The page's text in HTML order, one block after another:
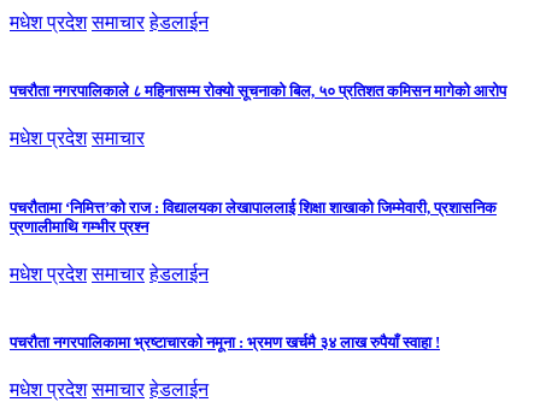
मधेश प्रदेश समाचार हेडलाईन
पचरौता नगरपालिकाले ८ महिनासम्म रोक्यो सूचनाको बिल, ५० प्रतिशत कमिसन मागेको आरोप
मधेश प्रदेश समाचार
पचरौतामा ‘निमित्त’को राज : विद्यालयका लेखापाललाई शिक्षा शाखाको जिम्मेवारी, प्रशासनिक
प्रणालीमाथि गम्भीर प्रश्न
मधेश प्रदेश समाचार हेडलाईन
पचरौता नगरपालिकामा भ्रष्टाचारको नमूना : भ्रमण खर्चमै ३४ लाख रुपैयाँ स्वाहा !
मधेश प्रदेश समाचार हेडलाईन